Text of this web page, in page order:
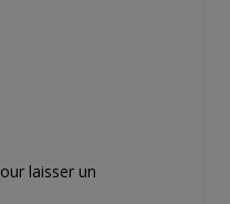
laisser un